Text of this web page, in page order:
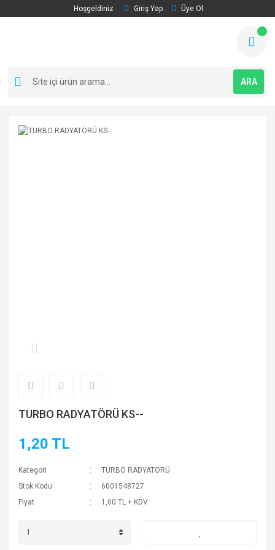
Hoşgeldiniz Giriş Yap Üye Ol
ARA
TURBO RADYATÖRÜ KS--
1,20 TL
Kategori
TURBO RADYATÖRÜ
Stok Kodu
6001548727
Fiyat
1,00 TL + KDV